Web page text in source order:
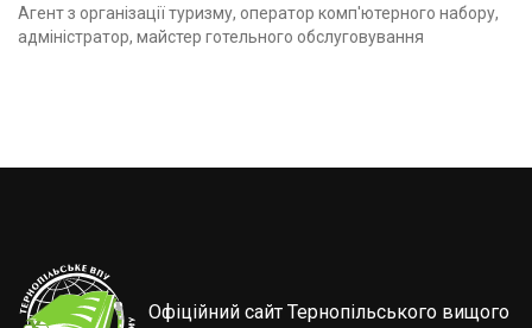
Агент з організації туризму, оператор комп'ютерного набору,
адміністратор, майстер готельного обслуговування
Офіційний сайт Тернопільського вищого